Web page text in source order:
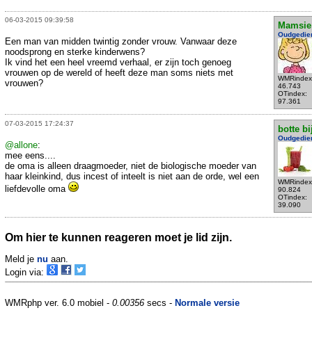
06-03-2015 09:39:58
Mamsie
46.743
OTindex:
97.361
Een man van midden twintig zonder vrouw. Vanwaar deze
noodsprong en sterke kinderwens?
Ik vind het een heel vreemd verhaal, er zijn toch genoeg
vrouwen op de wereld of heeft deze man soms niets met
vrouwen?
07-03-2015 17:24:37
botte
90.824
OTindex:
39.090
@allone:
mee eens....
de oma is alleen draagmoeder, niet de biologische moeder van
haar kleinkind, dus incest of inteelt is niet aan de orde, wel een
liefdevolle oma
Om hier te kunnen reageren moet je lid zijn.
Meld je nu aan.
Login via:
WMRphp ver. 6.0 mobiel - 0.00356 secs - Normale versie